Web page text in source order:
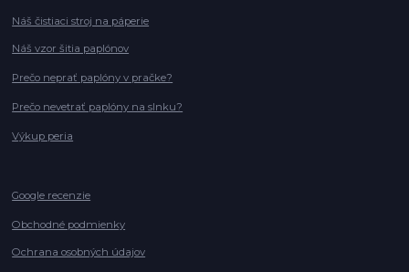
Náš čistiaci stroj na páperie
Náš vzor šitia paplónov
Prečo neprať paplóny v pračke?
Prečo nevetrať paplóny na slnku?
Výkup peria
Google recenzie
Obchodné podmienky
Ochrana osobných údajov